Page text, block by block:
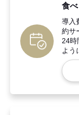
食
導入
約サ
24時
よう